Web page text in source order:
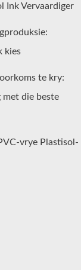
Ink Vervaardiger
kies
te kry:
met die beste
vrye Plastisol-